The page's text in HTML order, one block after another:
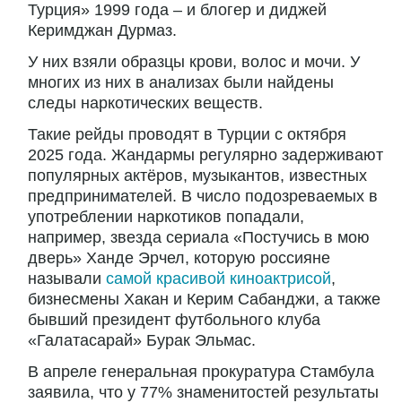
Турция» 1999 года – и блогер и диджей
Керимджан Дурмаз.
У них взяли образцы крови, волос и мочи. У
многих из них в анализах были найдены
следы наркотических веществ.
Такие рейды проводят в Турции с октября
2025 года. Жандармы регулярно задерживают
популярных актёров, музыкантов, известных
предпринимателей. В число подозреваемых в
употреблении наркотиков попадали,
например, звезда сериала «Постучись в мою
дверь» Ханде Эрчел, которую россияне
называли самой красивой киноактрисой,
бизнесмены Хакан и Керим Сабанджи, а также
бывший президент футбольного клуба
«Галатасарай» Бурак Эльмас.
В апреле генеральная прокуратура Стамбула
заявила, что у 77% знаменитостей результаты